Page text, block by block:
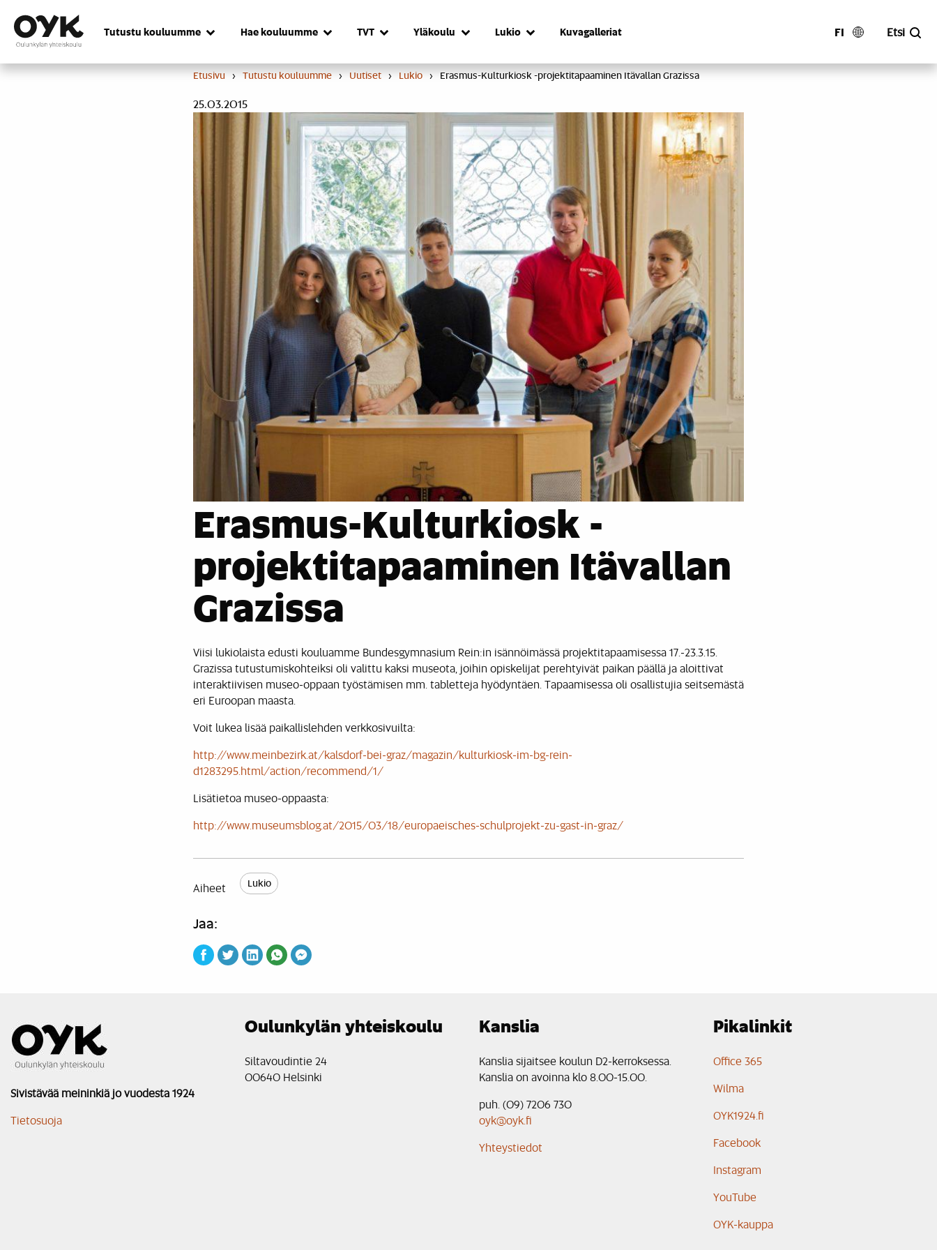
content
Tutustu kouluumme Hae kouluumme TVT Yläkoulu Lukio Kuvagalleriat FI Etsi
Etusivu › Tutustu kouluumme › Uutiset › Lukio › Erasmus-Kulturkiosk -projektitapaaminen Itävallan Grazissa
25.03.2015
Erasmus-Kulturkiosk -
projektitapaaminen Itävallan
Grazissa
Viisi lukiolaista edusti kouluamme Bundesgymnasium Rein:in isännöimässä projektitapaamisessa 17.-23.3.15.
Grazissa tutustumiskohteiksi oli valittu kaksi museota, joihin opiskelijat perehtyivät paikan päällä ja aloittivat
interaktiivisen museo-oppaan työstämisen mm. tabletteja hyödyntäen. Tapaamisessa oli osallistujia seitsemästä
eri Euroopan maasta.
Voit lukea lisää paikallislehden verkkosivuilta:
http://www.meinbezirk.at/kalsdorf-bei-graz/magazin/kulturkiosk-im-bg-rein-
d1283295.html/action/recommend/1/
Lisätietoa museo-oppaasta:
http://www.museumsblog.at/2015/03/18/europaeisches-schulprojekt-zu-gast-in-graz/
Aiheet Lukio
Jaa:
Sivistävää meininkiä jo vuodesta 1924
Tietosuoja
Oulunkylän yhteiskoulu
Siltavoudintie 24
00640 Helsinki
Kanslia
Kanslia sijaitsee koulun D2-kerroksessa.
Kanslia on avoinna klo 8.00-15.00.
puh. (09) 7206 730
oyk@oyk.fi
Yhteystiedot
Pikalinkit
Office 365
Wilma
OYK1924.fi
Facebook
Instagram
YouTube
OYK-kauppa